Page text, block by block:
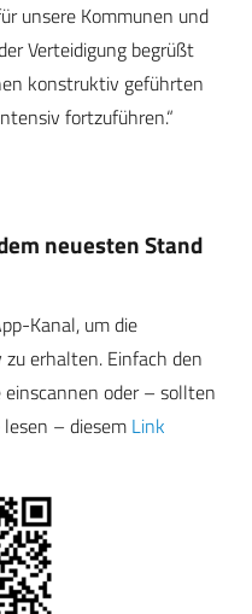
unsere Kommunen und
Verteidigung begrüßt
konstruktiv geführten
fortzuführen.“
neuesten Stand
Kanal, um die
erhalten. Einfach den
oder – sollten
– diesem Link